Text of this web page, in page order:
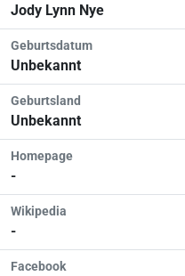
Jody Lynn Nye
Geburtsdatum
Unbekannt
Geburtsland
Unbekannt
Homepage
-
Wikipedia
-
Facebook